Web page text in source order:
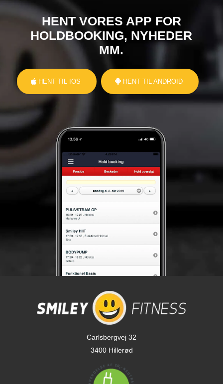
HENT VORES APP FOR
HOLDBOOKING, NYHEDER
MM.
HENT TIL IOS HENT TIL ANDROID
Carlsbergvej 32
3400 Hillerød